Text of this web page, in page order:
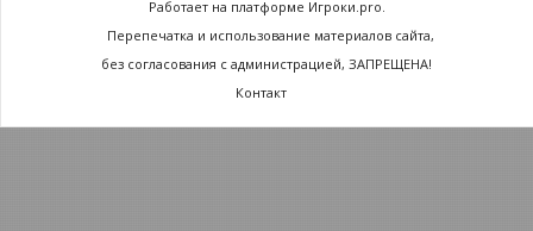
Работает на платформе Игроки.pro.
Перепечатка и использование материалов сайта,
без согласования с администрацией, ЗАПРЕЩЕНА!
Контакт